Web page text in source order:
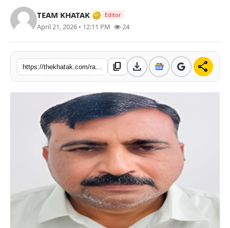
TEAM KHATAK Verified Media or Organization •
Editor
April 21, 2026 • 12:11 PM 24
content_copy download share